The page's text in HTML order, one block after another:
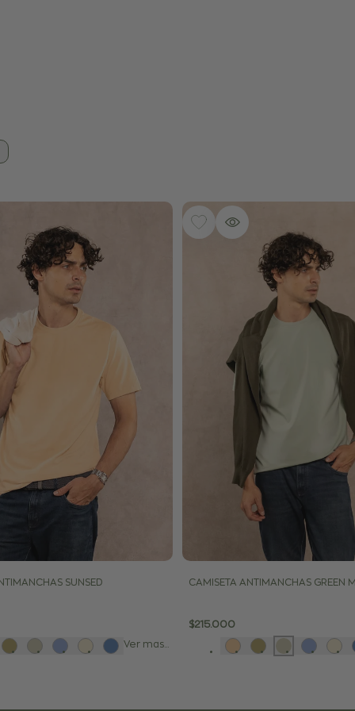
SUNSED
Ver mas...
AGREGAR A LA LISTA DE DESEOS
VISTA RÁPIDA
CAMISETA ANTIMANCHAS GREEN
Precio
$215.000